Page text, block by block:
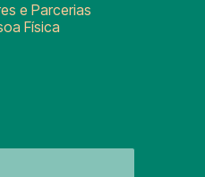
e Parcerias
Física